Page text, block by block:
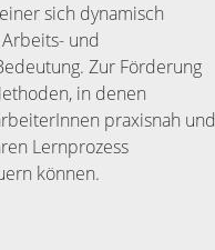
sich dynamisch
und
Zur Förderung
in denen
praxisnah und
Lernprozess
können.